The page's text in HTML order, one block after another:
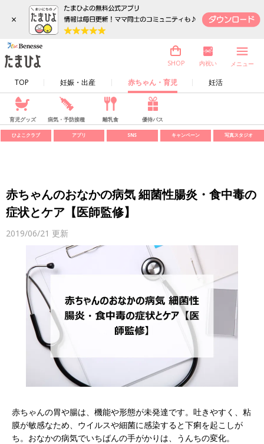
×
TOP 妊娠・出産 赤ちゃん・育児 妊活
SHOP 内祝い メニュー
育児グッズ 病気・予防接種 離乳食 優待パス
ひよこクラブ アプリ SNS キャンペーン 写真スタジオ
赤ちゃんのおなかの病気 細菌性腸炎・食中毒の
症状とケア【医師監修】
2019/06/21 更新
赤ちゃんの胃や腸は、機能や形態が未発達です。吐きやすく、粘
膜が敏感なため、ウイルスや細菌に感染すると下痢を起こしが
ち。おなかの病気でいちばんの手がかりは、うんちの変化。